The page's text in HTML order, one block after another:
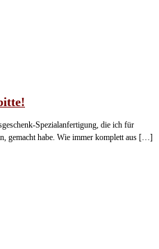
Spezialanfertigung, die ich für
gemacht habe. Wie immer komplett aus […]